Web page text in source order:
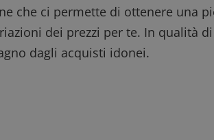
che ci permette di ottenere una
dei prezzi per te. In qualità
dagli acquisti idonei.